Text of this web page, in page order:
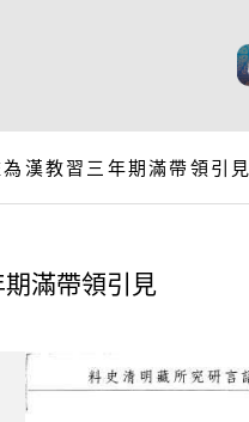
漢教習三年期滿帶領引見
滿帶領引見